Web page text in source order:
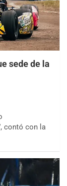
sede de la
contó con la